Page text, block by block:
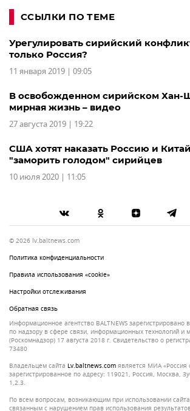
ССЫЛКИ ПО ТЕМЕ
Урегулировать сирийский
только Россия?
11 января 2019 | 09:05
В освобожденном сирийском Хан-
мирная жизнь – видео
27 августа 2019 | 19:22
США хотят наказать Россию и
"заморить голодом" сирийцев
10 июля 2020 | 11:05
© 2026 lv.baltnews.com
Политика конфиденциальности
Правила использования «cookie»
Настройки отслеживания
Обратная связь
Информационное агентство BALTNEWS
по надзору в сфере связи, информационных технологий и
(Роскомнадзор) 17 августа 2018 г. Свидетельство о
73480
Владельцем сайта lv.baltnews.com является МИА «Россия
зарегистрированное по адресу: 119021, Россия, Москва,
1,2.3.
По всем вопросам, возникающим при использовании
связанным с нарушением прав использования